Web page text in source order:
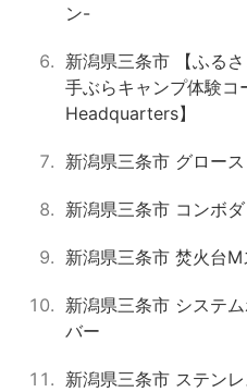
ン-
新潟県三条市 【ふる
手ぶらキャンプ体験コ
Headquarters】
新潟県三条市 グロー
新潟県三条市 コンボ
新潟県三条市 焚火台M
新潟県三条市 システ
バー
新潟県三条市 ステン